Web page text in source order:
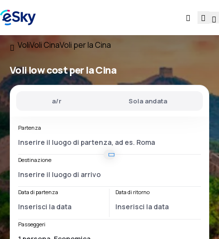
VoliVoli CinaVoli per la Cina
Voli low costper la Cina
a/r Sola andata
Partenza
Destinazione
Data di partenza Data di ritorno
Passeggeri